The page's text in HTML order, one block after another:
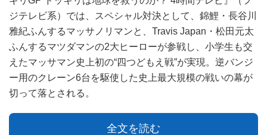
ジテレビ系）では、スペシャル対決として、錦鯉・長谷川
雅紀ふんするマッサノリマンと、Travis Japan・松田元太
ふんするマツダマンの2大ヒーローが参戦し、小学生も交
えたマッサマン史上初の“四つどもえ戦”が実現。逆バンジ
ー用のクレーン6台を駆使した史上最大規模の戦いの幕が
切って落とされる。
全文を読む